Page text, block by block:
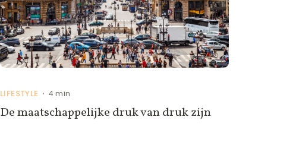
LIFESTYLE • 4 min
De maatschappelijke druk van druk zijn